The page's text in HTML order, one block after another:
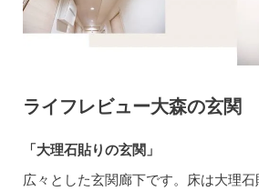
ライフレビュー大森の玄関
「大理石貼りの玄関」
広々とした玄関廊下です。床は大理